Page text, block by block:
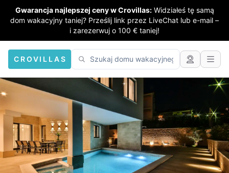
Gwarancja najlepszej ceny w Crovillas: Widziałeś tę samą
dom wakacyjny taniej? Prześlij link przez LiveChat lub e-mail –
i zarezerwuj o 100 € taniej!
CROVILLAS